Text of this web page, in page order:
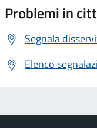
Problemi in
Segnala
Elenco